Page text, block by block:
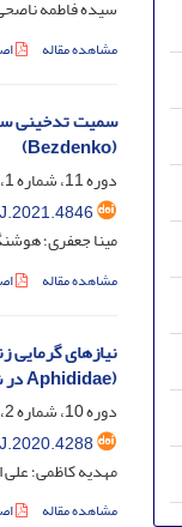
سیده فاطمه
مشاهده مقاله
(Bezdenko)
دوره 11، شماره 1، خرداد 1400، صفحه
مینا جعفری؛
مشاهده مقاله
Aphididae) در شرایط آزمایشگاهی
دوره 10، شماره 2، شهریور 1399، صفحه
مهدیه کاظمی؛ علی
مشاهده مقاله